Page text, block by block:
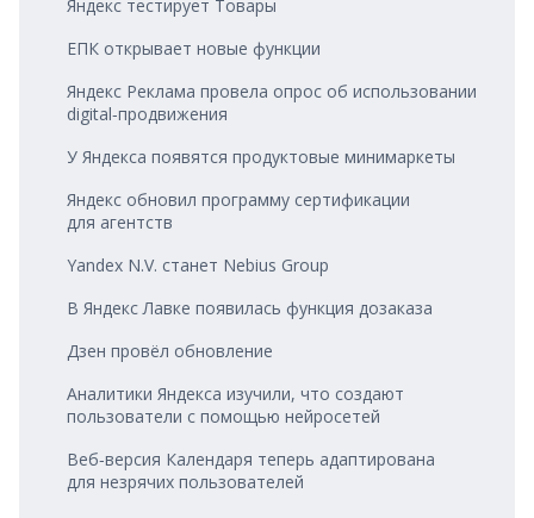
Яндекс тестирует Товары
ЕПК открывает новые функции
Яндекс Реклама провела опрос об использовании
digital‑продвижения
У Яндекса появятся продуктовые минимаркеты
Яндекс обновил программу сертификации
для агентств
Yandex N.V. станет Nebius Group
В Яндекс Лавке появилась функция дозаказа
Дзен провёл обновление
Аналитики Яндекса изучили, что создают
пользователи с помощью нейросетей
Веб‑версия Календаря теперь адаптирована
для незрячих пользователей